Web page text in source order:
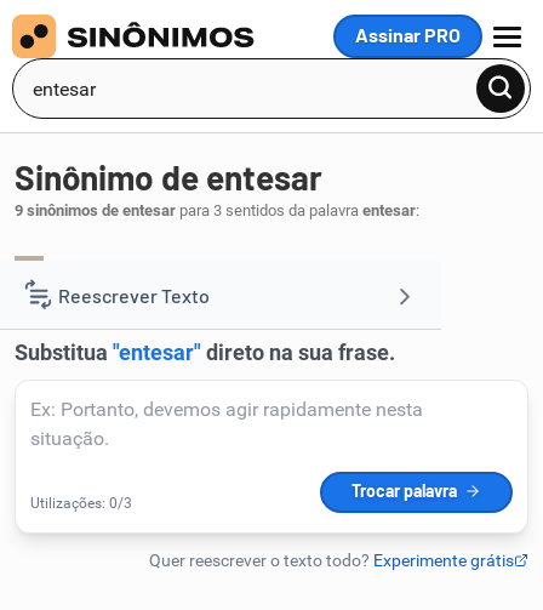
Assinar PRO
MENU
Reescrever Texto
Resumir Texto
Corrigir Texto
Detector de IA
Humanizador de IA
Sinônimo de entesar
9 sinônimos de entesar para 3 sentidos da palavra entesar: